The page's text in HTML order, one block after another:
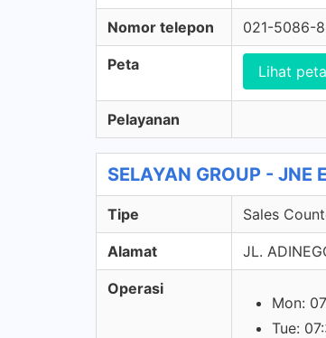
Nomor telepon 021-5086-
Peta Lihat peta
Pelayanan
SELAYAN GROUP -
Tipe Sales
Alamat JL.
Operasi
Mon:
Tue: